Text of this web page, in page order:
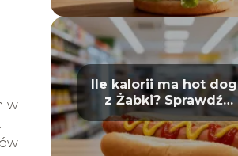
w
Ile kalorii ma hot dog
z Żabki? Sprawdź
wartości odżywcze